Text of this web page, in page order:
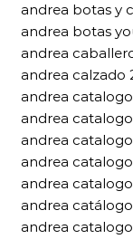
andrea botas y
andrea botas
andrea
andrea calzado
andrea
andrea
andrea
andrea
andrea
andrea
andrea